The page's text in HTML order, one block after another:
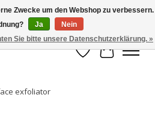
pünktlich und zuverlässig geliefert
Wunschzettel
Ihr
exfoliator
Zwecke um den Webshop zu verbessern.
Ja
Nein
Sie bitte unsere Datenschutzerklärung. »